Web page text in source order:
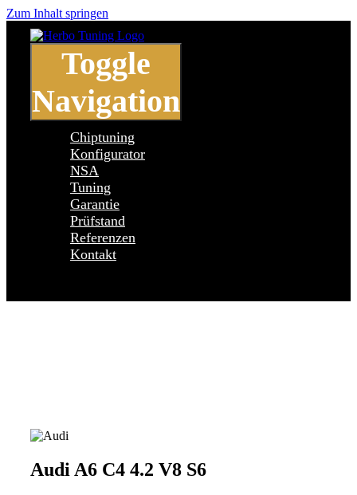
Zum Inhalt springen
Toggle
Navigation
Chiptuning
Konfigurator
NSA
Tuning
Garantie
Prüfstand
Referenzen
Kontakt
Audi A6 C4 4.2 V8 S6